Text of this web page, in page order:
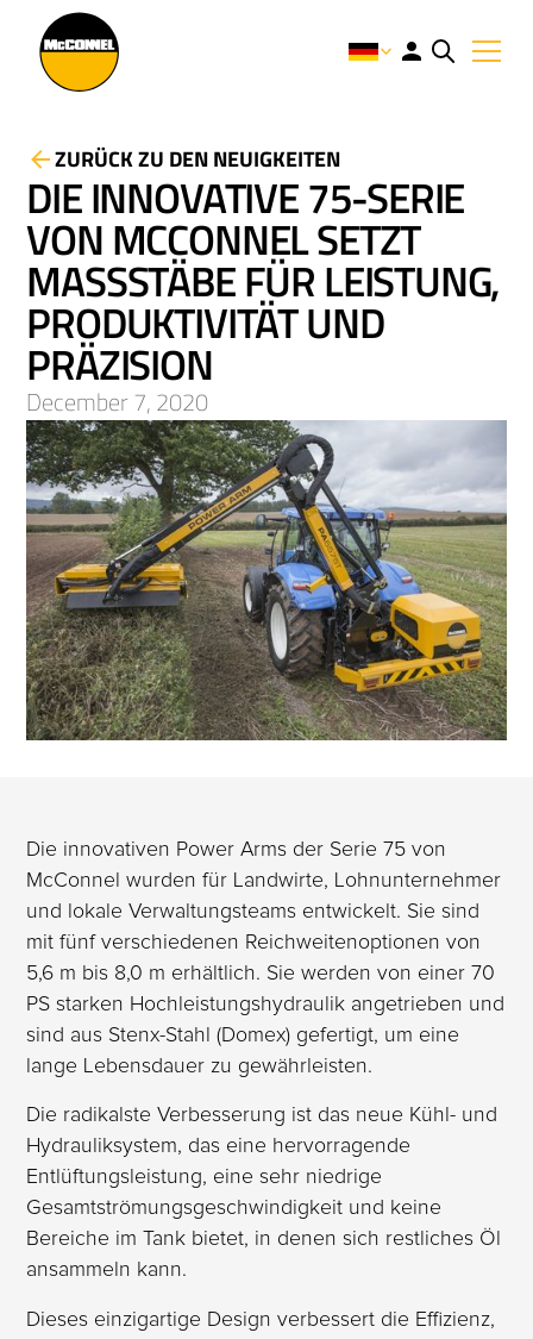
ZURÜCK ZU DEN NEUIGKEITEN
DIE INNOVATIVE 75-SERIE
VON MCCONNEL SETZT
MASSSTÄBE FÜR LEISTUNG, P
RODUKTIVITÄT UND P
RÄZISION
December 7, 2020
Die innovativen Power Arms der Serie 75 von
McConnel wurden für Landwirte, Lohnunternehmer
und lokale Verwaltungsteams entwickelt. Sie sind
mit fünf verschiedenen Reichweitenoptionen von
5,6 m bis 8,0 m erhältlich. Sie werden von einer 70
PS starken Hochleistungshydraulik angetrieben und
sind aus Stenx-Stahl (Domex) gefertigt, um eine
lange Lebensdauer zu gewährleisten.
Die radikalste Verbesserung ist das neue Kühl- und
Hydrauliksystem, das eine hervorragende
Entlüftungsleistung, eine sehr niedrige
Gesamtströmungsgeschwindigkeit und keine
Bereiche im Tank bietet, in denen sich restliches Öl
ansammeln kann.
Dieses einzigartige Design verbessert die Effizienz,